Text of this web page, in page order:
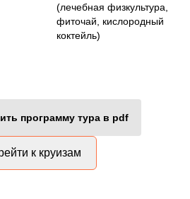
(лечебная физкультура,
фиточай, кислородный
коктейль)
программу тура в pdf
к круизам